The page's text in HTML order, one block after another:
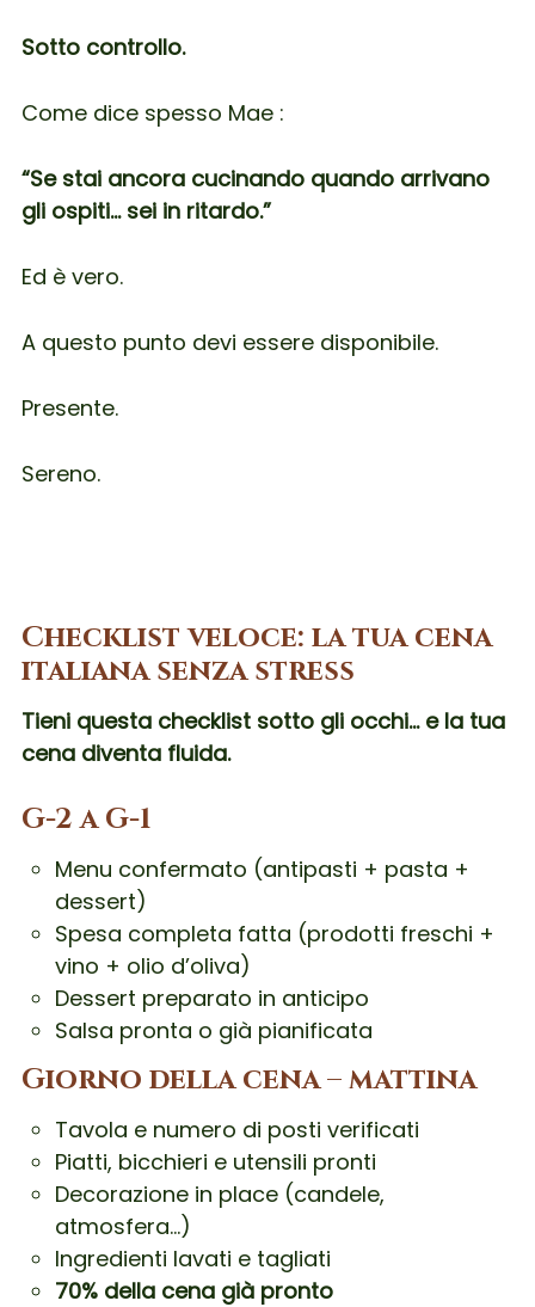
Sotto controllo.
Come dice spesso Mae :
“Se stai ancora cucinando quando arrivano
gli ospiti… sei in ritardo.”
Ed è vero.
A questo punto devi essere disponibile.
Presente.
Sereno.
Checklist veloce: la tua cena
italiana senza stress
Tieni questa checklist sotto gli occhi… e la tua
cena diventa fluida.
G-2 a G-1
Menu confermato (antipasti + pasta +
dessert)
Spesa completa fatta (prodotti freschi +
vino + olio d’oliva)
Dessert preparato in anticipo
Salsa pronta o già pianificata
Giorno della cena – mattina
Tavola e numero di posti verificati
Piatti, bicchieri e utensili pronti
Decorazione in place (candele,
atmosfera…)
Ingredienti lavati e tagliati
70% della cena già pronto